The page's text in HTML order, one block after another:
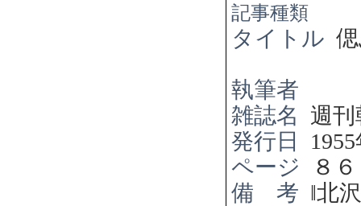
記事種類
タイトル
執筆者
雑誌名
週刊
発行日
1955
ページ
８６
備 考 ‖北